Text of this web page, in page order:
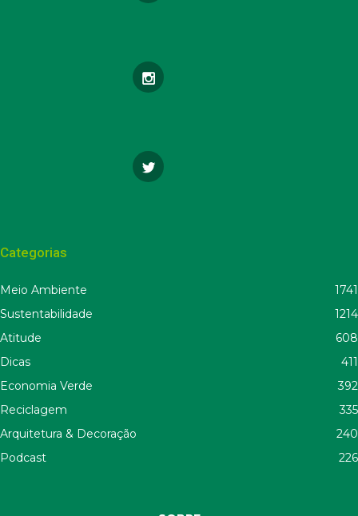
Categorias
Meio Ambiente
1741
Sustentabilidade
1214
Atitude
608
Dicas
411
Economia Verde
392
Reciclagem
335
Arquitetura & Decoração
240
Podcast
226